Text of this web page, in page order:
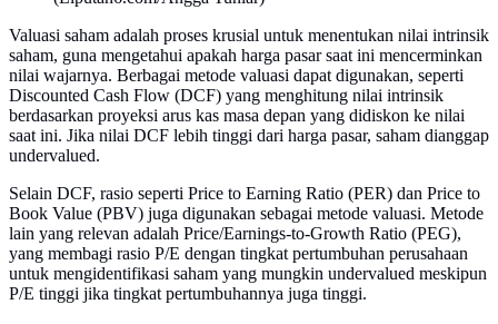
Valuasi saham adalah proses krusial untuk menentukan nilai intrinsik
saham, guna mengetahui apakah harga pasar saat ini mencerminkan
nilai wajarnya. Berbagai metode valuasi dapat digunakan, seperti
Discounted Cash Flow (DCF) yang menghitung nilai intrinsik
berdasarkan proyeksi arus kas masa depan yang didiskon ke nilai
saat ini. Jika nilai DCF lebih tinggi dari harga pasar, saham dianggap
undervalued.
Selain DCF, rasio seperti Price to Earning Ratio (PER) dan Price to
Book Value (PBV) juga digunakan sebagai metode valuasi. Metode
lain yang relevan adalah Price/Earnings-to-Growth Ratio (PEG),
yang membagi rasio P/E dengan tingkat pertumbuhan perusahaan
untuk mengidentifikasi saham yang mungkin undervalued meskipun
P/E tinggi jika tingkat pertumbuhannya juga tinggi.